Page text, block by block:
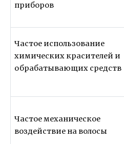
приборов
Частое использование
химических красителей и
обрабатывающих средств
Частое механическое
воздействие на волосы